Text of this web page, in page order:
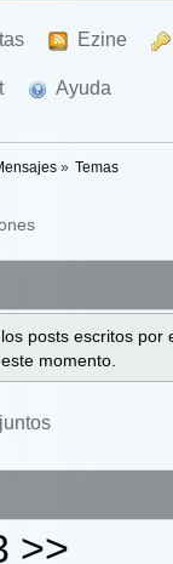
Ezine
Ayuda
» Temas
posts escritos
momento.
>>